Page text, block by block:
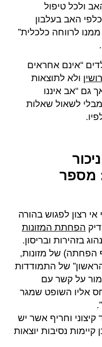
ולכל טיפול
האב בעלבון
לרווחה כלכלית”
“אינם אחראים
ולא לתוצאות
גם “אב איננו
לשאול שאלות
מספר
רצון לפגוש בהורה
הפחתת המזונות
בזהירות ובריסון.
הפחתה) של מזונות,
של התמודדות
על קשר עם
אליו השופט שמגר
קיצוני וחריף אשר יש
נסיבות יוצאות